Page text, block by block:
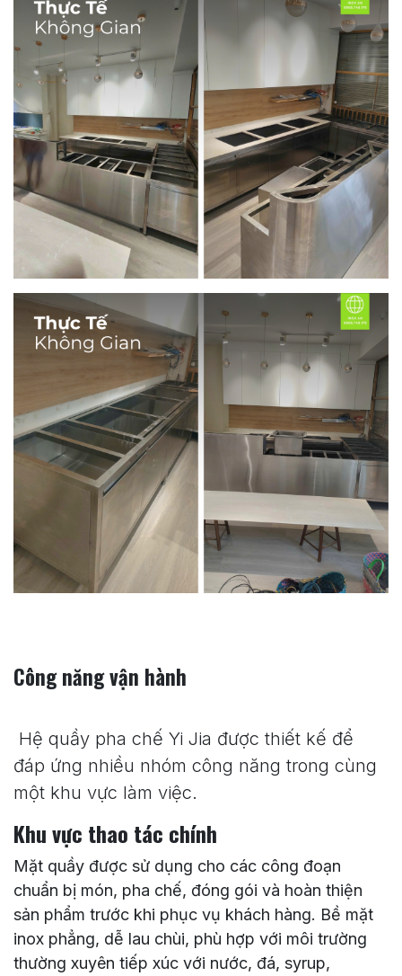
Công năng vận hành
Hệ quầy pha chế Yi Jia được thiết kế để
đáp ứng nhiều nhóm công năng trong cùng
một khu vực làm việc.
Khu vực thao tác chính
Mặt quầy được sử dụng cho các công đoạn
chuẩn bị món, pha chế, đóng gói và hoàn thiện
sản phẩm trước khi phục vụ khách hàng. Bề mặt
inox phẳng, dễ lau chùi, phù hợp với môi trường
thường xuyên tiếp xúc với nước, đá, syrup,